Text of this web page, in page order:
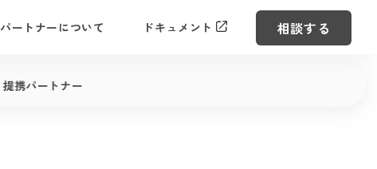
パートナーについて ドキュメント 相談する
提携パートナー